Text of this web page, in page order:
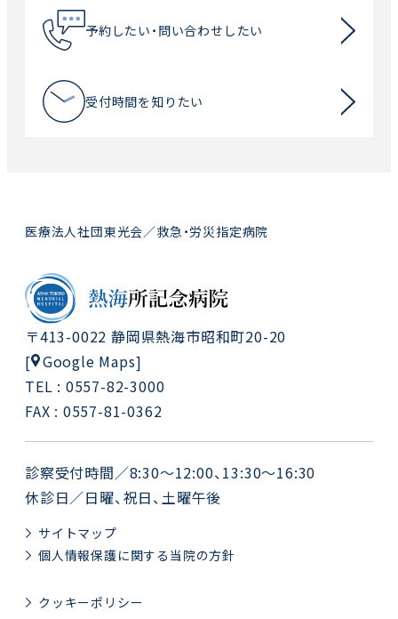
予約したい・問い合わせしたい
受付時間を知りたい
医療法人社団東光会／救急・労災指定病院
〒413-0022 静岡県熱海市昭和町20-20
[ Google Maps]
TEL : 0557-82-3000
FAX : 0557-81-0362
診察受付時間／8:30～12:00、13:30～16:30
休診日／日曜、祝日、土曜午後
サイトマップ
個人情報保護に関する当院の方針
クッキーポリシー